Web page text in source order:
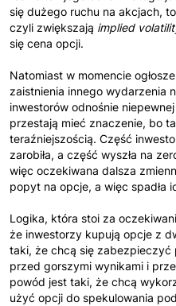
się dużego ruchu na akcjach,
czyli zwiększają implied
się cena opcji.
Natomiast w momencie
zaistnienia innego wydarzenia
inwestorów odnośnie
przestają mieć znaczenie, bo ta
teraźniejszością. Część
zarobiła, a część wyszła na
więc oczekiwana dalsza
popyt na opcje, a więc spadła
Logika, która stoi za
że inwestorzy kupują opcje z
taki, że chcą się
przed gorszymi wynikami i
powód jest taki, że chcą
użyć opcji do spekulowania